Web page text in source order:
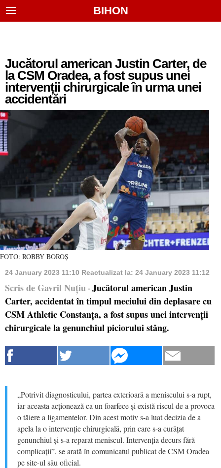
BIHON
Jucătorul american Justin Carter, de
la CSM Oradea, a fost supus unei
intervenții chirurgicale în urma unei
accidentări
FOTO: ROBBY BOROȘ
24 January 2023 11:10 Reactualizat la: 24 January 2023 11:12
Scris de Gavril Nuțiu - Jucătorul american Justin
Carter, accidentat în timpul meciului din deplasare cu
CSM Athletic Constanța, a fost supus unei intervenții
chirurgicale la genunchiul piciorului stâng.
„Potrivit diagnosticului, partea exterioară a meniscului s-a rupt,
iar aceasta acționează ca un foarfece și există riscul de a provoca
o tăiere a ligamentelor. Din acest motiv s-a luat decizia de a
apela la o intervenție chirurgicală, prin care s-a curățat
genunchiul și s-a reparat meniscul. Intervenția decurs fără
complicații”, se arată în comunicatul publicat de CSM Oradea
pe site-ul său oficial.